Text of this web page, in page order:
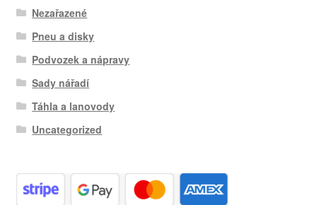
Nezařazené
Pneu a disky
Podvozek a nápravy
Sady nářadí
Táhla a lanovody
Uncategorized